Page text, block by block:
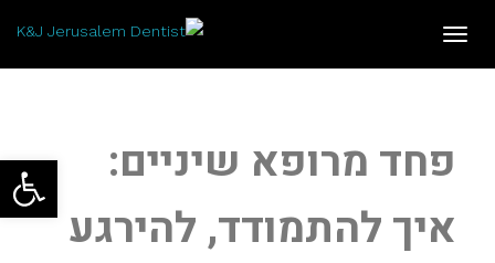
פתח
תפריט
פחד מרופא שיניים:
איך להתמודד, להירגע